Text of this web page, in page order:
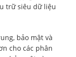
trữ siêu dữ liệu
bảo mật và
cho các phân